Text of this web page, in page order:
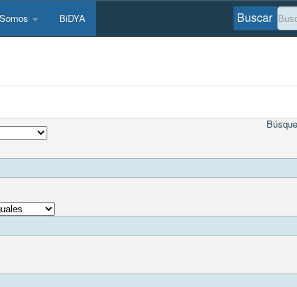
Somos BiDYA Buscar